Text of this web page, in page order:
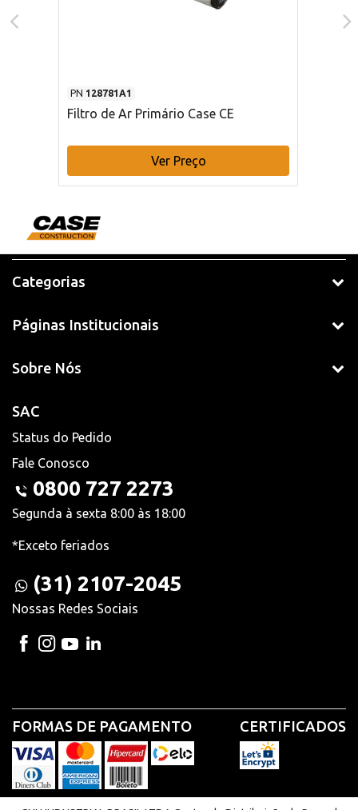
PN 128781A1
Filtro de Ar Primário Case CE
Ver Preço
Categorias
Páginas Institucionais
Sobre Nós
SAC
Status do Pedido
Fale Conosco
0800 727 2273
Segunda à sexta 8:00 às 18:00
*Exceto feriados
(31) 2107-2045
Nossas Redes Sociais
FORMAS DE PAGAMENTO CERTIFICADOS